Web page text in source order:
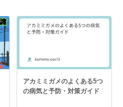
アカミミガメのよくある5つ
の病気と予防・対策ガイド